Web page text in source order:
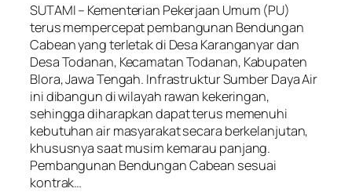
SUTAMI – Kementerian Pekerjaan Umum (PU)
terus mempercepat pembangunan Bendungan
Cabean yang terletak di Desa Karanganyar dan
Desa Todanan, Kecamatan Todanan, Kabupaten
Blora, Jawa Tengah. Infrastruktur Sumber Daya Air
ini dibangun di wilayah rawan kekeringan,
sehingga diharapkan dapat terus memenuhi
kebutuhan air masyarakat secara berkelanjutan,
khususnya saat musim kemarau panjang.
Pembangunan Bendungan Cabean sesuai
kontrak…